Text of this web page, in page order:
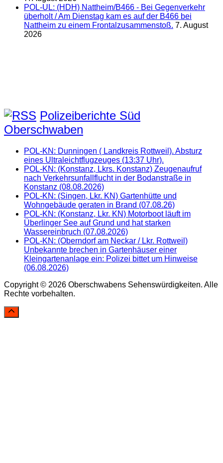
POL-UL: (HDH) Nattheim/B466 - Bei Gegenverkehr
überholt / Am Dienstag kam es auf der B466 bei
Nattheim zu einem Frontalzusammenstoß. 7. August
2026
Polizeiberichte Süd
Oberschwaben
POL-KN: Dunningen ( Landkreis Rottweil). Absturz
eines Ultraleichtflugzeuges (13:37 Uhr).
POL-KN: (Konstanz, Lkrs. Konstanz) Zeugenaufruf
nach Verkehrsunfallflucht in der Bodanstraße in
Konstanz (08.08.2026)
POL-KN: (Singen, Lkr. KN) Gartenhütte und
Wohngebäude geraten in Brand (07.08.26)
POL-KN: (Konstanz, Lkr. KN) Motorboot läuft im
Überlinger See auf Grund und hat starken
Wassereinbruch (07.08.2026)
POL-KN: (Oberndorf am Neckar / Lkr. Rottweil)
Unbekannte brechen in Gartenhäuser einer
Kleingartenanlage ein: Polizei bittet um Hinweise
(06.08.2026)
Copyright © 2026 Oberschwabens Sehenswürdigkeiten. Alle
Rechte vorbehalten.